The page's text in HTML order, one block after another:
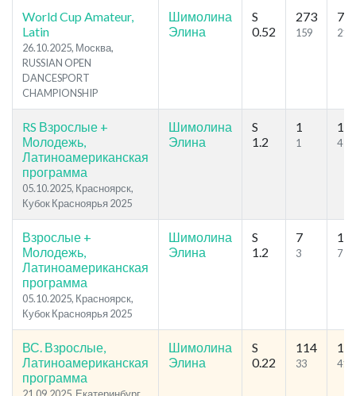
World Cup Amateur,
Latin
26.10.2025, Москва,
RUSSIAN OPEN
DANCESPORT
CHAMPIONSHIP
Шимолина
Элина
S
0.52
273
159 212
RS Взрослые +
Молодежь,
Латиноамериканская
программа
05.10.2025, Красноярск,
Кубок Красноярья 2025
Шимолина
Элина
S
1.2
1
1
18
4
Взрослые +
Молодежь,
Латиноамериканская
программа
05.10.2025, Красноярск,
Кубок Красноярья 2025
Шимолина
Элина
S
1.2
7
3
17
7
ВС. Взрослые,
Латиноамериканская
программа
Шимолина
Элина
S
0.22
114
33 41